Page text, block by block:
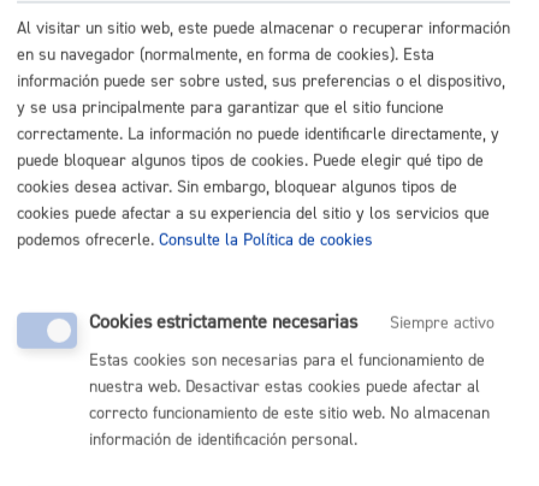
Ciudadanía en general
Cuándo lo pueden solicitar
Durante todo el año
Gratuito
Plazo de resolución y sentido
del silencio
Al visitar un sitio web, este puede almacenar o recuperar información
en su navegador (normalmente, en forma de cookies). Esta
información puede ser sobre usted, sus preferencias o el dispositivo,
y se usa principalmente para garantizar que el sitio funcione
correctamente. La información no puede identificarle directamente, y
puede bloquear algunos tipos de cookies. Puede elegir qué tipo de
cookies desea activar. Sin embargo, bloquear algunos tipos de
cookies puede afectar a su experiencia del sitio y los servicios que
podemos ofrecerle. Consulte la Política de cookies
Cookies estrictamente necesarias
Siempre activo
Estas cookies son necesarias para el funcionamiento de
nuestra web. Desactivar estas cookies puede afectar al
correcto funcionamiento de este sitio web. No almacenan
información de identificación personal.